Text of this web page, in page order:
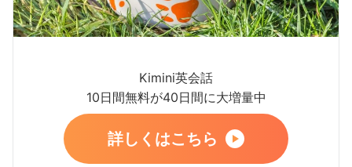
Kimini英会話
10日間無料が40日間に大増量中
詳しくはこちら